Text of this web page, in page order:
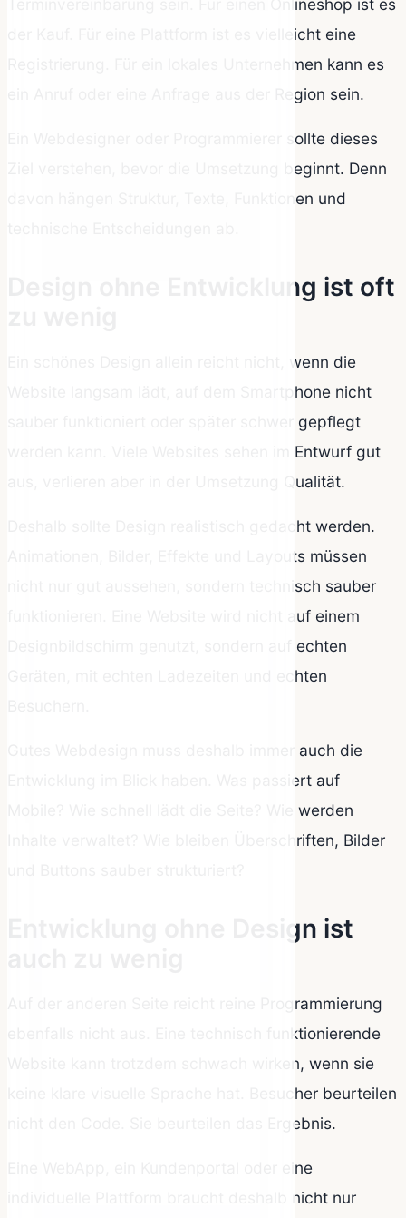
Terminvereinbarung sein. Für einen Onlineshop ist es
der Kauf. Für eine Plattform ist es vielleicht eine
Registrierung. Für ein lokales Unternehmen kann es
ein Anruf oder eine Anfrage aus der Region sein.
Ein Webdesigner oder Programmierer sollte dieses
Ziel verstehen, bevor die Umsetzung beginnt. Denn
davon hängen Struktur, Texte, Funktionen und
Design ohne Entwicklung ist oft
Ein schönes Design allein reicht nicht, wenn die
Website langsam lädt, auf dem Smartphone nicht
sauber funktioniert oder später schwer gepflegt
werden kann. Viele Websites sehen im Entwurf gut
aus, verlieren aber in der Umsetzung Qualität.
Deshalb sollte Design realistisch gedacht werden.
Animationen, Bilder, Effekte und Layouts müssen
nicht nur gut aussehen, sondern technisch sauber
funktionieren. Eine Website wird nicht auf einem
Designbildschirm genutzt, sondern auf echten
Geräten, mit echten Ladezeiten und echten
Gutes Webdesign muss deshalb immer auch die
Entwicklung im Blick haben. Was passiert auf
Mobile? Wie schnell lädt die Seite? Wie werden
Inhalte verwaltet? Wie bleiben Überschriften, Bilder
Entwicklung ohne Design ist
Auf der anderen Seite reicht reine Programmierung
ebenfalls nicht aus. Eine technisch funktionierende
Website kann trotzdem schwach wirken, wenn sie
keine klare visuelle Sprache hat. Besucher beurteilen
nicht den Code. Sie beurteilen das Ergebnis.
Eine WebApp, ein Kundenportal oder eine
individuelle Plattform braucht deshalb nicht nur